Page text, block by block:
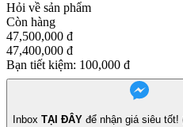
Hỏi về sản phẩm
Còn hàng
47,500,000 đ
47,400,000 đ
Bạn tiết kiệm: 100,000 đ
Inbox TẠI ĐÂY để nhận giá siêu